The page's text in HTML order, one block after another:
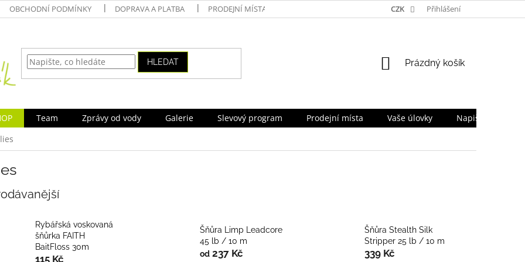
OBCHODNÍ PODMÍNKY DOPRAVA A PLATBA PRODEJNÍ MÍSTA PRO OBCHODNÍKY
CZK Přihlášení
HLEDAT
NÁKUPNÍ
Prázdný košík
Team Zprávy od vody Galerie Slevový program Prodejní místa Vaše úlovky
Napište nám
Rybářská voskovaná
šňůrka FAITH
BaitFloss 30m
115 Kč
Šňůra Limp Leadcore
45 lb / 10 m
od237 Kč
Šňůra Stealth Silk
Stripper 25 lb / 10 m
339 Kč